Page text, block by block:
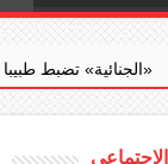
يجري عمليات